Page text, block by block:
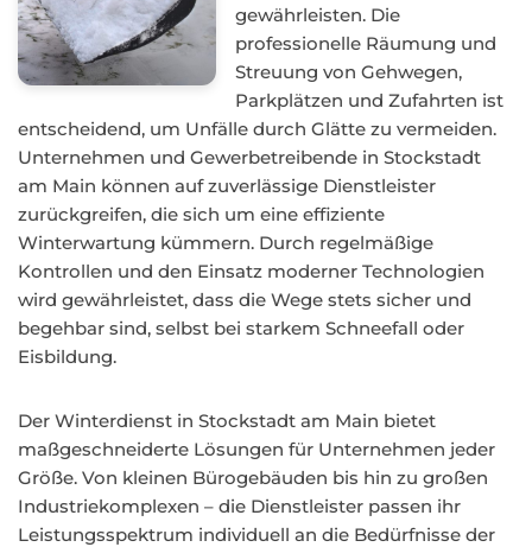
gewährleisten. Die
professionelle Räumung und
Streuung von Gehwegen,
Parkplätzen und Zufahrten ist
entscheidend, um Unfälle durch Glätte zu vermeiden.
Unternehmen und Gewerbetreibende in Stockstadt
am Main können auf zuverlässige Dienstleister
zurückgreifen, die sich um eine effiziente
Winterwartung kümmern. Durch regelmäßige
Kontrollen und den Einsatz moderner Technologien
wird gewährleistet, dass die Wege stets sicher und
begehbar sind, selbst bei starkem Schneefall oder
Eisbildung.
Der Winterdienst in Stockstadt am Main bietet
maßgeschneiderte Lösungen für Unternehmen jeder
Größe. Von kleinen Bürogebäuden bis hin zu großen
Industriekomplexen – die Dienstleister passen ihr
Leistungsspektrum individuell an die Bedürfnisse der